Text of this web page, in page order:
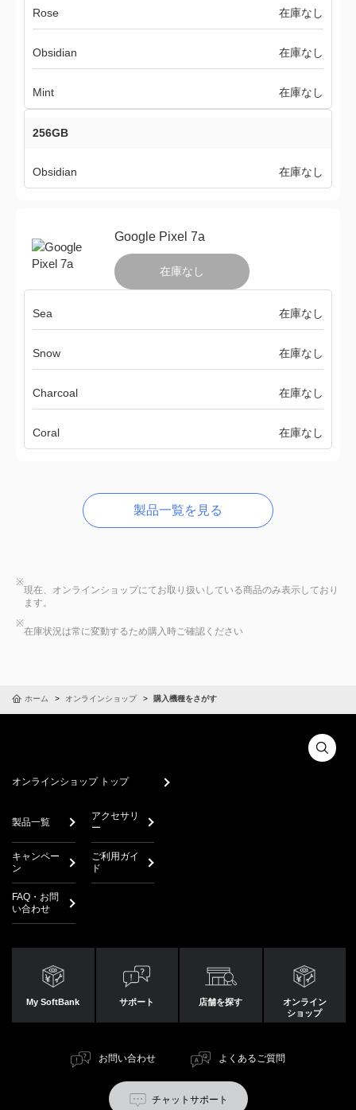
Rose 在庫なし
Obsidian 在庫なし
Mint 在庫なし
256GB
Obsidian 在庫なし
Google Pixel 7a
在庫なし
Sea 在庫なし
Snow 在庫なし
Charcoal 在庫なし
Coral 在庫なし
製品一覧を見る
※
現在、オンラインショップにてお取り扱いしている商品のみ表示しており
ます。
※
在庫状況は常に変動するため購入時ご確認ください
ホーム オンラインショップ 購入機種をさがす
オンラインショップ トップ
製品一覧
アクセサリ
ー
キャンペー
ン
ご利用ガイ
ド
FAQ・お問
い合わせ
My SoftBank サポート 店舗を探す
オンライン
ショップ
お問い合わせ よくあるご質問
チャットサポート